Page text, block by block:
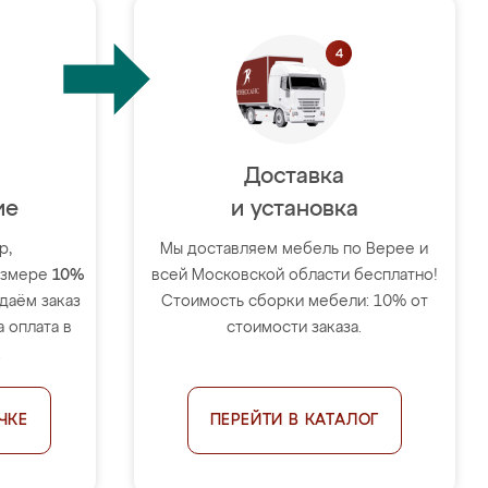
10%
заказ
оплата в
Доставка
и установка
Мы доставляем мебель по Верее и
всей Московской области бесплатно!
Стоимость сборки мебели: 10% от
стоимости заказа.
ПЕРЕЙТИ В КАТАЛОГ